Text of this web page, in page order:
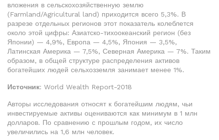
вложения в сельскохозяйственную землю
(Farmland/Agricultural land) приходится всего 5,3%. В
разрезе отдельных регионов этот показатель колеблется
около этой цифры: Азиатско-тихоокеанский регион (без
Японии) — 4,9%, Европа — 4,5%, Япония — 3,5%,
Латинская Америка — 7,5%, Северная Америка — 7%. Таким
образом, в общей структуре распределения активов
богатейших людей сельхозземля занимает менее 1%.
Источник: World Wealth Report-2018
Авторы исследования относят к богатейшим людям, чьи
инвестируемые активы оцениваются как минимум в 1 млн
долларов. По сравнению с прошлым годом, их число
увеличились на 1,6 млн человек.